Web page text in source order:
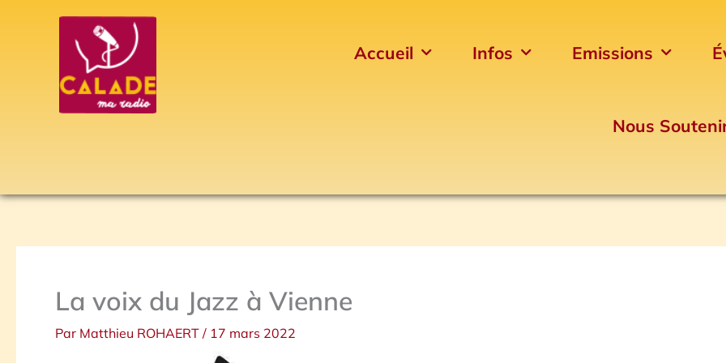
Accueil Infos Emissions
Nous
La voix du Jazz à Vienne
Par Matthieu ROHAERT / 17 mars 2022